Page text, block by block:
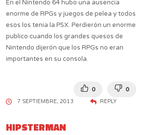
En el Nintendo 64 hubo una ausencia
enorme de RPGs y juegos de pelea y todos
esos los tenia la PSX. Perdierón un enorme
publico cuando los grandes quesos de
Nintendo dijerón que los RPGs no eran
importantes en su consola.
0
0
7 SEPTIEMBRE, 2013
REPLY
HIPSTERMAN